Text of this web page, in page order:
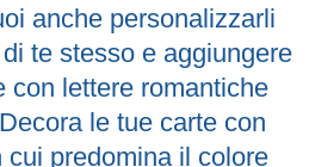
anche personalizzarli
te stesso e aggiungere
con lettere romantiche
le tue carte con
cui predomina il colore